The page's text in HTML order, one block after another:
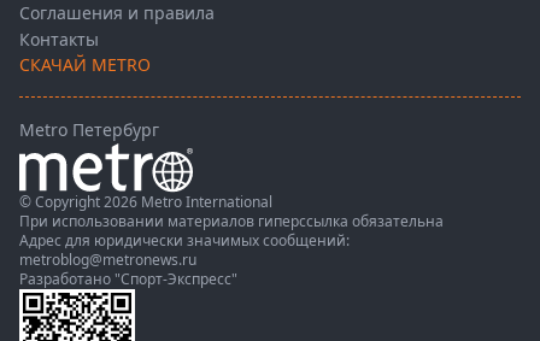
Соглашения и правила
Контакты
СКАЧАЙ METRO
Metro Петербург
© Copyright 2026 Metro International
При использовании материалов гиперссылка обязательна
Адрес для юридически значимых сообщений:
metroblog@metronews.ru
Разработано "Спорт-Экспресс"